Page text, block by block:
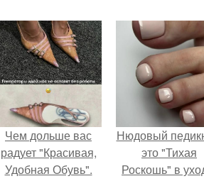
Чем дольше вас
радует "Красивая,
Удобная Обувь".
Нюдовый
это "Тихая
Роскошь" в